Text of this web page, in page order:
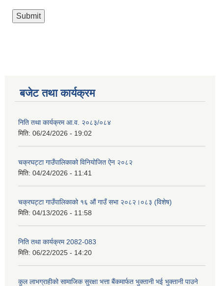
बजेट तथा कार्यक्रम
निति तथा कार्यक्रम आ‍.व. २०८३/०८४
मिति: 06/24/2026 - 19:02
चक्रघट्टा गाउँपालिकाको विनियोजित ऐन २०८२
मिति: 04/24/2026 - 11:41
चक्रघट्टा गाउँपालिकाको १६ औं गाउँ सभा २०८२।०८३ (विशेष)
मिति: 04/13/2026 - 11:58
निति तथा कार्यक्रम 2082-083
मिति: 06/22/2025 - 14:20
कुल लाभग्राहीको सामाजिक सुरक्षा भत्ता बैंकमार्फत भुक्तानी भई भुक्तानी पाउने